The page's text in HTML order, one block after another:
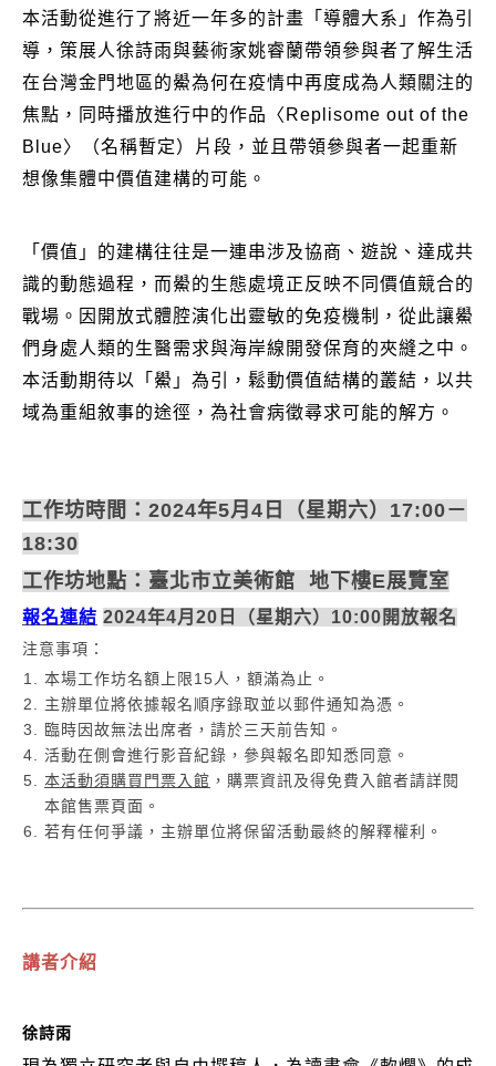
本活動從進行了將近一年多的計畫「導體大系」作為引
導，策展人徐詩雨與藝術家姚睿蘭帶領參與者了解生活
在台灣金門地區的鱟為何在疫情中再度成為人類關注的
焦點，同時播放進行中的作品〈Replisome out of the
Blue〉（名稱暫定）片段，並且帶領參與者一起重新
想像集體中價值建構的可能。
「價值」的建構往往是一連串涉及協商、遊說、達成共
識的動態過程，而鱟的生態處境正反映不同價值競合的
戰場。因開放式體腔演化出靈敏的免疫機制，從此讓鱟
們身處人類的生醫需求與海岸線開發保育的夾縫之中。
本活動期待以「鱟」為引，鬆動價值結構的叢結，以共
域為重組敘事的途徑，為社會病徵尋求可能的解方。
工作坊時間：2024年5月4日（星期六）17:00－
18:30
工作坊地點：臺北市立美術館 地下樓E展覽室
報名連結 2024年4月20日（星期六）10:00開放報名
注意事項：
本場工作坊名額上限15人，額滿為止。
主辦單位將依據報名順序錄取並以郵件通知為憑。
臨時因故無法出席者，請於三天前告知。
活動在側會進行影音紀錄，參與報名即知悉同意。
本活動須購買門票入館 ，購票資訊及得免費入館者請詳閱
本館售票頁面。
若有任何爭議，主辦單位將保留活動最終的解釋權利。
講者介紹
徐詩雨